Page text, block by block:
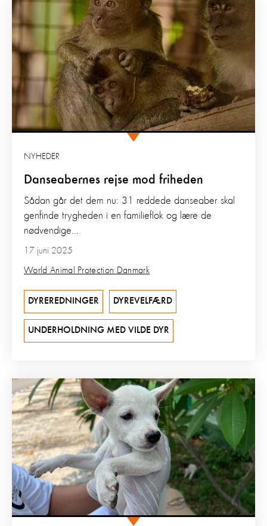
Danseabernes rejse mod friheden
NYHEDER
17 juni 2025
World Animal Protection Danmark
Sådan går det dem nu: 31 reddede danseaber skal
genfinde trygheden i en familieflok og lære de
nødvendige...
DYREREDNINGER DYREVELFÆRD
UNDERHOLDNING MED VILDE DYR